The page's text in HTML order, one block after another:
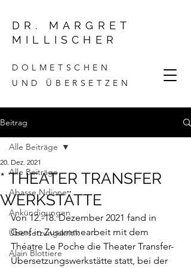
DR. MARGRET
MILLISCHER
DOLMETSCHEN
UND ÜBERSETZEN
Beitrag
Alle Beiträge
Abasse Ndione
Ankündigungen
Übersetzungskritik
Alain Blottiere
Alle Beiträge
* THEATER TRANSFER
WERKSTÄTTE
20. Dez. 2021
Von 12.-18. Dezember 2021 fand in
Genf in Zusammearbeit mit dem
Théatre Le Poche die Theater Transfer-
Übersetzungswerkstätte statt, bei der